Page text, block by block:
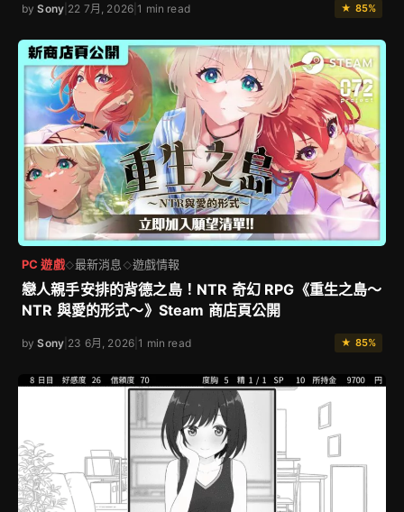
bySony 22 7月, 2026 |1 min read ★ 85%
PC 遊戲◇最新消息 ◇遊戲情報
戀人親手安排的背德之島！NTR 奇幻 RPG《重生之島～
NTR 與愛的形式～》Steam 商店頁公開
bySony 23 6月, 2026 |1 min read ★ 85%